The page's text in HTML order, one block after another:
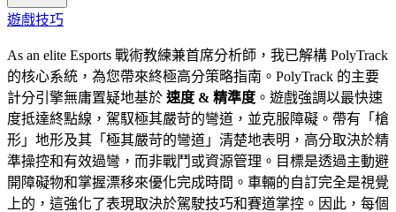
遊戲技巧
As an elite Esports 戰術教練兼首席分析師，我已解構 PolyTrack
的核心系統，為您帶來終極高分策略指南。PolyTrack 的主要
計分引擎無庸置疑地基於 速度 & 精準度 。遊戲強調以最快速
度抵達終點線，駕馭極其嚴苛的彎道，並克服障礙。帶有「槍
形」地形及其「極其嚴苛的彎道」清楚地表明，高分取決於精
準操控和有效過彎，而非戰鬥或資源管理。目標是透過主動避
開障礙物和掌握漂移來優化完成時間。車輛的自訂完全是視覺
上的，這強化了表現取決於駕駛技巧和賽道掌控。因此，每個